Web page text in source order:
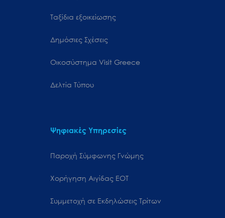
Ταξίδια εξοικείωσης
Δημόσιες Σχέσεις
Oικοσύστημα Visit Greece
Δελτία Τύπου
Ψηφιακές Υπηρεσίες
Παροχή Σύμφωνης Γνώμης
Χορήγηση Αιγίδας ΕΟΤ
Συμμετοχή σε Εκδηλώσεις Τρίτων